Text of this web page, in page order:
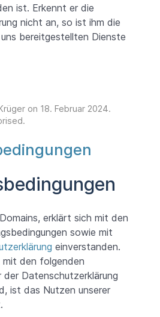
ist. Erkennt er die
nicht an, so ist ihm die
bereitgestellten Dienste
on 18. Februar 2024.
.
erklärt sich mit den
sowie mit
einverstanden.
den folgenden
der Datenschutzerklärung
ist das Nutzen unserer